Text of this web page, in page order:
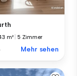
m² |5 Zimmer
Mehr sehen